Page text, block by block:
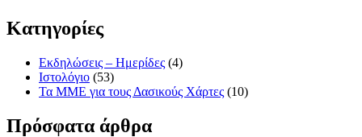
Kατηγορίες
Εκδηλώσεις – Ημερίδες (4)
Ιστολόγιο (53)
Τα ΜΜΕ για τους Δασικούς Χάρτες (10)
Πρόσφατα άρθρα